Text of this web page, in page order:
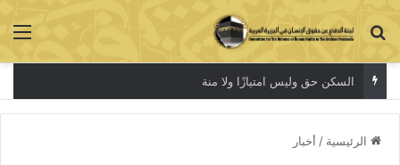
بحث عن
السكن حق وليس امتيازًا ولا منة
الرئيسية / أخبار